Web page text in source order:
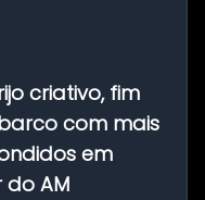
criativo, fim
com mais
em
do AM